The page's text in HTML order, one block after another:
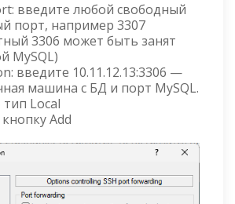
введите любой свободный
порт, например 3307
3306 может быть занят
MySQL)
введите 10.11.12.13:3306 —
машина с БД и порт MySQL.
Local
Add